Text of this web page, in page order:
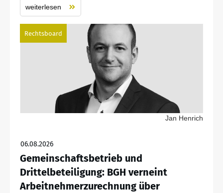
weiterlesen
Rechtsboard
Jan Henrich
06.08.2026
Gemeinschaftsbetrieb und
Drittelbeteiligung: BGH verneint
Arbeitnehmerzurechnung über